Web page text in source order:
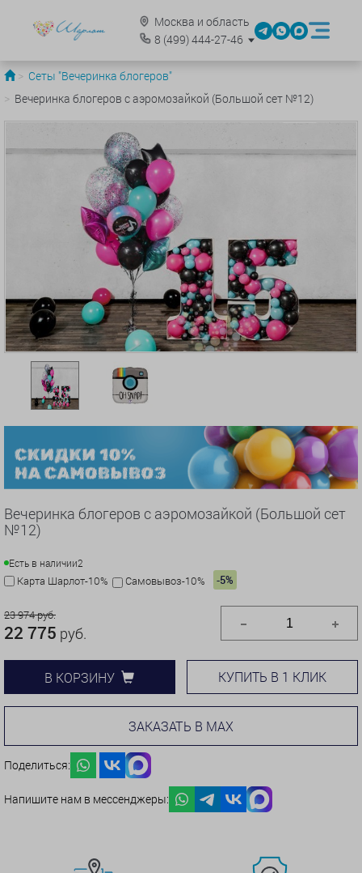
Москва и область
8 (499)444-27-46
Сеты "Вечеринка блогеров"
Вечеринка блогеров с аэромозайкой (Большой сет №12)
Вечеринка блогеров с аэромозайкой (Большой сет
№12)
Есть в наличии2
Карта Шарлот-10% Самовывоз-10% -5%
23 974 руб.
22 775 руб.
В КОРЗИНУ КУПИТЬ В 1 КЛИК
ЗАКАЗАТЬ В MAX
Поделиться:
Напишите нам в мессенджеры: